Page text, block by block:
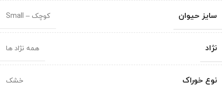
سایز حیوان کوچک – Small
نژاد همه نژاد ها
نوع خوراک خشک